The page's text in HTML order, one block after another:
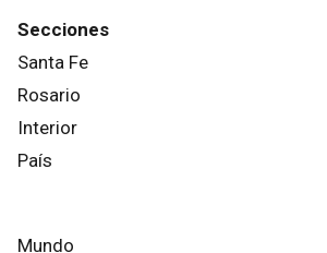
Secciones
Santa Fe
Rosario
Interior
País
Mundo